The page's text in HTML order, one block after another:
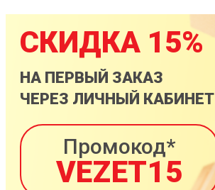
СКИДКА 15%
НА ПЕРВЫЙ ЗАКАЗ
ЧЕРЕЗ ЛИЧНЫЙ КАБИНЕТ
Промокод*
VEZET15